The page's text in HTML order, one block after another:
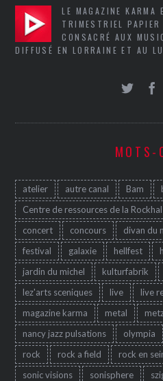
LE MAGAZINE KARMA
TRIMESTRIEL
CONSACRÉ AUX
DIFFUSÉ EN LORRAINE ET AU
MOTS-
atelier autre canal Bam
Centre de ressources de la Rockhal
concert
concours divan du
festival
galaxie hellfest
jardin du michel
kulturfabrik
lez'arts sceniques
live live
magazine karma
metal
nancy jazz pulsations
olympia
rock
rock a field rock en
sonic visions
sonisphere